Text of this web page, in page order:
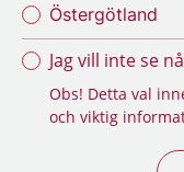
Östergötland
Jag vill inte se
Obs! Detta val
och viktig